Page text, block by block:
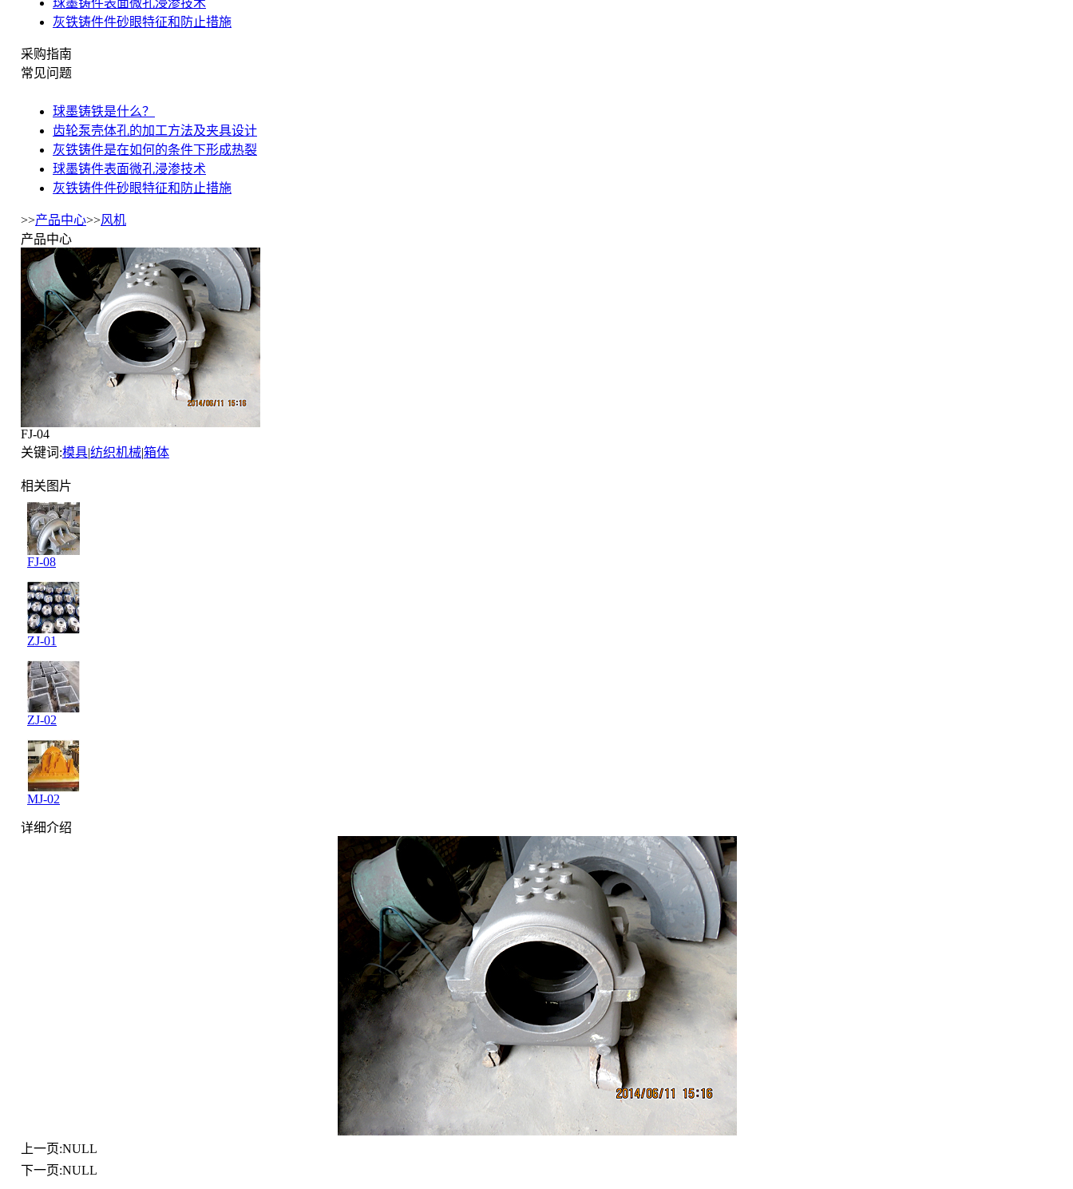
灰铁铸件件砂眼特征和防止措施
采购指南
常见问题
球墨铸铁是什么？
齿轮泵壳体孔的加工方法及夹具设计
灰铁铸件是在如何的条件下形成热裂
球墨铸件表面微孔浸渗技术
灰铁铸件件砂眼特征和防止措施
>>产品中心>>风机
产品中心
FJ-04
关键词:模具|纺织机械|箱体
相关图片
FJ-08
ZJ-01
ZJ-02
MJ-02
详细介绍
上一页:NULL
下一页:NULL